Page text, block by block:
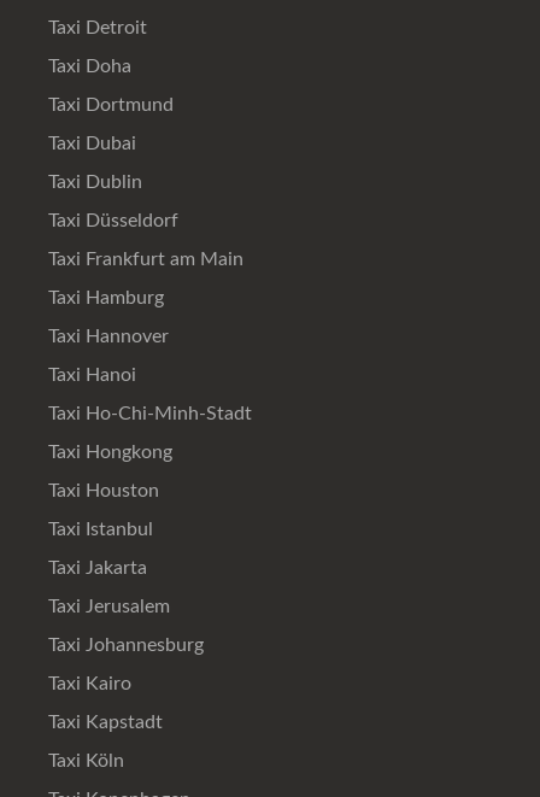
Taxi Detroit
Taxi Doha
Taxi Dortmund
Taxi Dubai
Taxi Dublin
Taxi Düsseldorf
Taxi Frankfurt am Main
Taxi Hamburg
Taxi Hannover
Taxi Hanoi
Taxi Ho-Chi-Minh-Stadt
Taxi Hongkong
Taxi Houston
Taxi Istanbul
Taxi Jakarta
Taxi Jerusalem
Taxi Johannesburg
Taxi Kairo
Taxi Kapstadt
Taxi Köln